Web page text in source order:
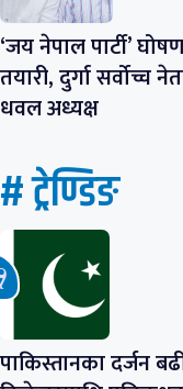
‘जय नेपाल पार्टी’
तयारी, दुर्गा सर्वोच्च
धवल अध्यक्ष
# ट्रेण्डिङ
पाकिस्तानका दर्जन